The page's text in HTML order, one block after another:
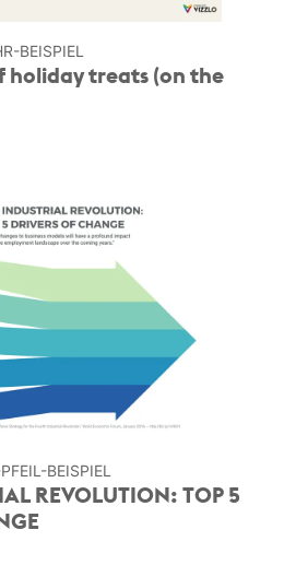
BEISPIEL
treats (on the
BEISPIEL
REVOLUTION: TOP 5